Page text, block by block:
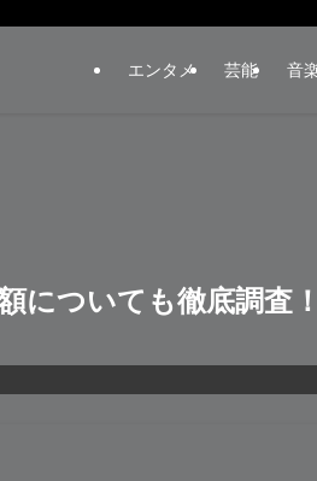
エンタメ 芸能 音
についても徹底調査